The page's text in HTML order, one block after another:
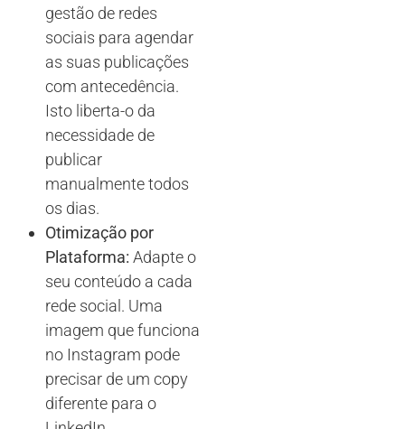
gestão de redes
sociais para agendar
as suas publicações
com antecedência.
Isto liberta-o da
necessidade de
publicar
manualmente todos
os dias.
Otimização por
Plataforma: Adapte o
seu conteúdo a cada
rede social. Uma
imagem que funciona
no Instagram pode
precisar de um copy
diferente para o